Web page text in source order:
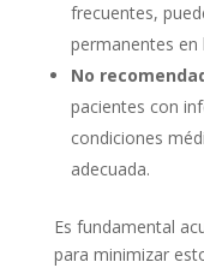
frecuentes,
permanentes en
No
pacientes con
condiciones
adecuada.
Es fundamental
para minimizar